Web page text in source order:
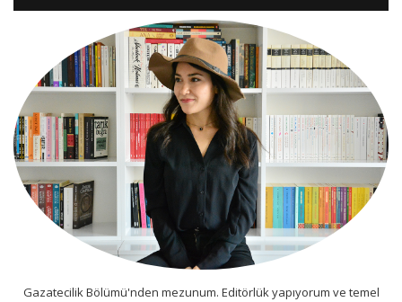
Gazatecilik Bölümü'nden mezunum. Editörlük yapıyorum ve temel